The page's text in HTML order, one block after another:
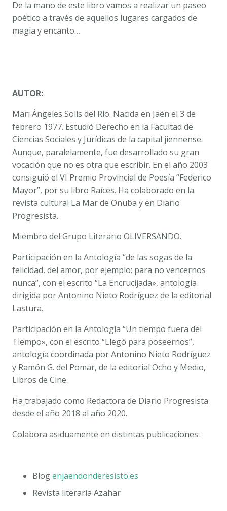
De la mano de este libro vamos a realizar un paseo
poético a través de aquellos lugares cargados de
magia y encanto…
AUTOR:
Mari Ángeles Solís del Río. Nacida en Jaén el 3 de
febrero 1977. Estudió Derecho en la Facultad de
Ciencias Sociales y Jurídicas de la capital jiennense.
Aunque, paralelamente, fue desarrollado su gran
vocación que no es otra que escribir. En el año 2003
consiguió el VI Premio Provincial de Poesía “Federico
Mayor”, por su libro Raíces. Ha colaborado en la
revista cultural La Mar de Onuba y en Diario
Progresista.
Miembro del Grupo Literario OLIVERSANDO.
Participación en la Antología “de las sogas de la
felicidad, del amor, por ejemplo: para no vencernos
nunca”, con el escrito “La Encrucijada», antología
dirigida por Antonino Nieto Rodríguez de la editorial
Lastura.
Participación en la Antología “Un tiempo fuera del
Tiempo», con el escrito “Llegó para poseernos”,
antología coordinada por Antonino Nieto Rodríguez
y Ramón G. del Pomar, de la editorial Ocho y Medio,
Libros de Cine.
Ha trabajado como Redactora de Diario Progresista
desde el año 2018 al año 2020.
Colabora asiduamente en distintas publicaciones:
Blogenjaendonderesisto.es
Revista literaria Azahar